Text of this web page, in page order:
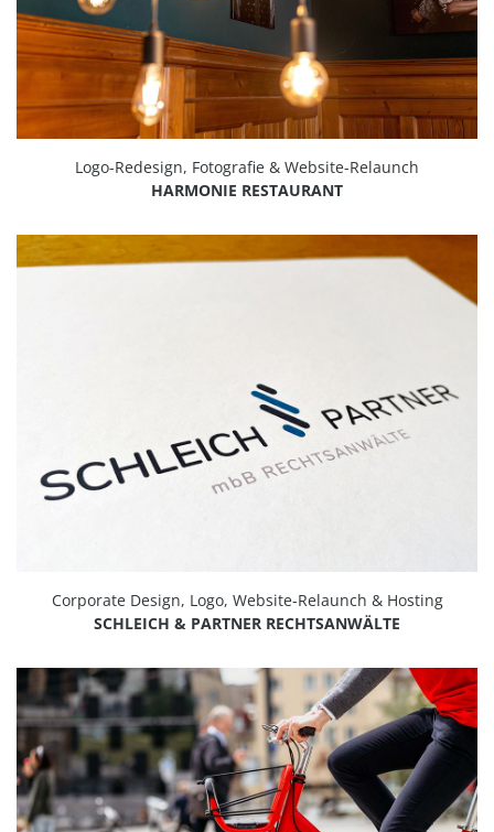
Logo-Redesign, Fotografie & Website-Relaunch
HARMONIE RESTAURANT
Corporate Design, Logo, Website-Relaunch & Hosting
SCHLEICH & PARTNER RECHTSANWÄLTE